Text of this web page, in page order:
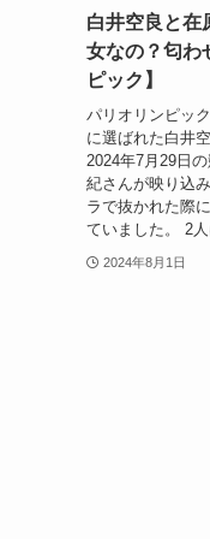
白井空良と在
女なの？匂わ
ピック】
パリオリンピッ
に選ばれた白井
2024年7月29日
紀さんが映り込
ラで抜かれた際
ていました。 2
2024年8月1日